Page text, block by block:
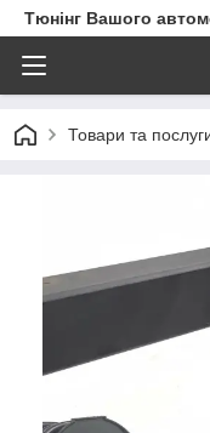
Тюнінг Вашого
Товари та